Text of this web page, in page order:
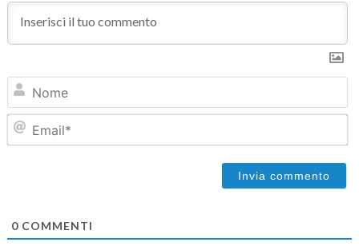
0COMMENTI